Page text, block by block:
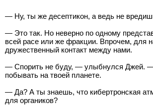
— Ну, ты же десептикон, а ведь не
— Это так. Но неверно по одному
всей расе или же фракции. Впрочем, для
дружественный контакт между нами.
— Спорить не буду, — улыбнулся Джей.
побывать на твоей планете.
— Да? А ты знаешь, что кибертронская
для органиков?